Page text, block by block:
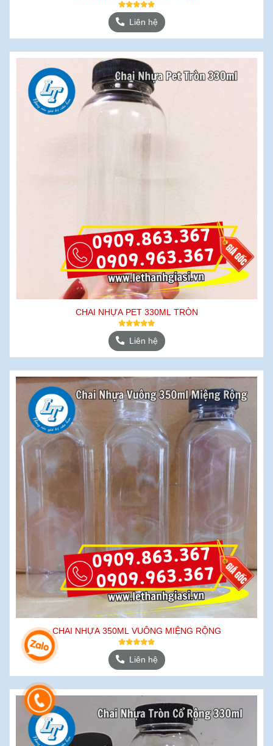
Liên hệ
CHAI NHỰA PET 330ML TRÒN
Liên hệ
CHAI NHỰA 350ML VUÔNG MIỆNG RỘNG
Liên hệ